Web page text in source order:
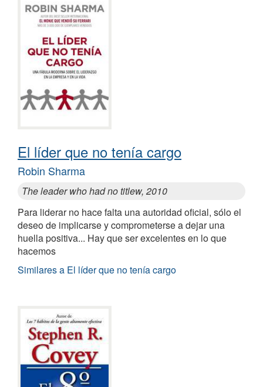
El líder que no tenía cargo
Robin Sharma
The leader who had no titlew, 2010
Para liderar no hace falta una autoridad oficial, sólo el
deseo de implicarse y comprometerse a dejar una
huella positiva... Hay que ser excelentes en lo que
hacemos
Similares a El líder que no tenía cargo